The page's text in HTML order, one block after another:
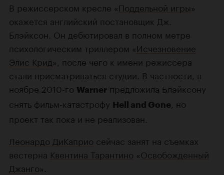
В режиссерском кресле «Поддельной игры»
окажется английский постановщик Дж.
Блэйксон. Он дебютировал в полном метре
психологическим триллером «Исчезновение
Элис Крид», после чего к имени режиссера
стали присматриваться студии. В частности, в
ноябре 2010-го Warner предложила Блэйксону
снять фильм-катастрофу Hell and Gone , но
проект так пока и не реализован.
Леонардо ДиКаприо сейчас занят на съемках
вестерна Квентина Тарантино «Освобожденный
Джанго».